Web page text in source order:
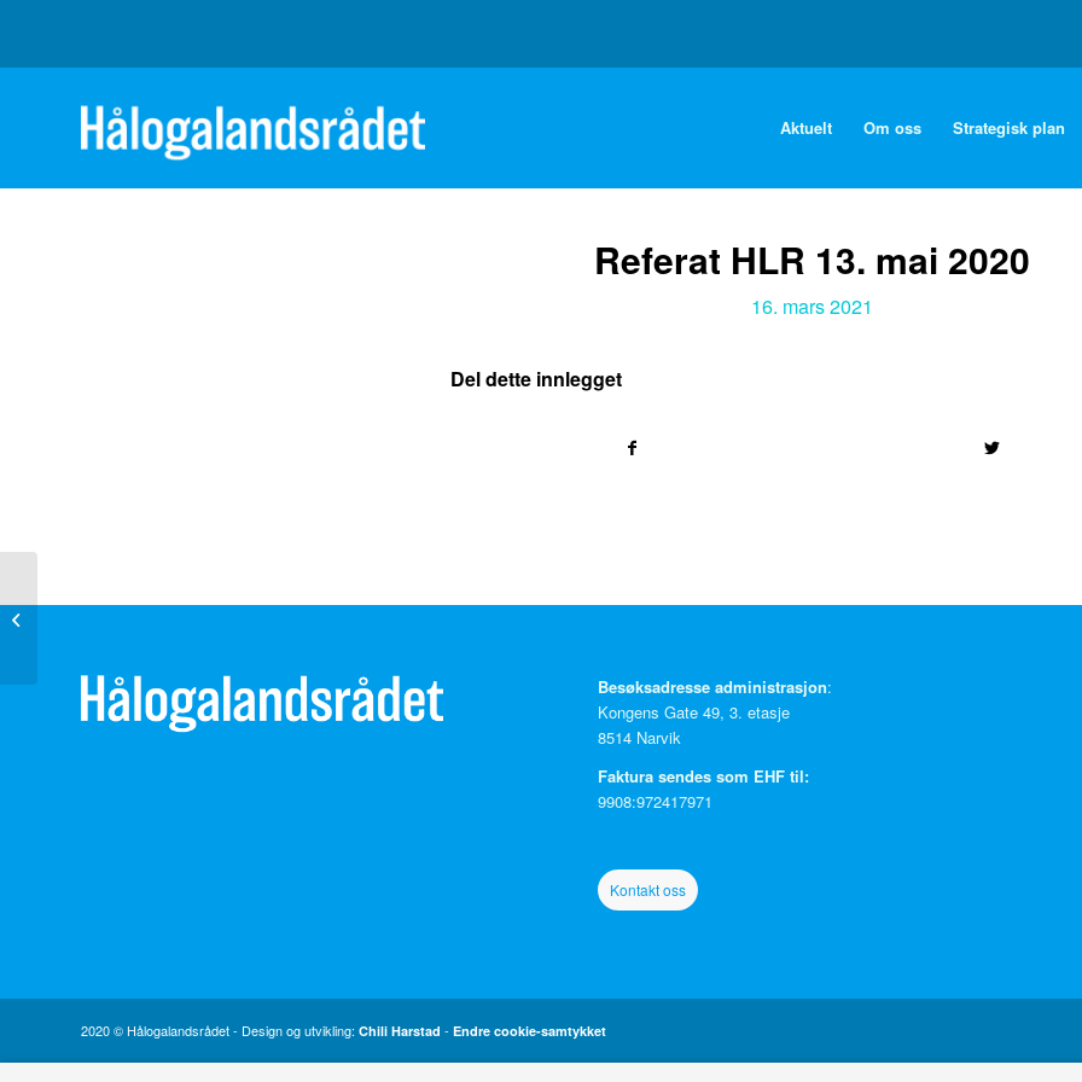
Aktuelt Om oss Strategisk plan
Referat HLR 13. mai 2020
16. mars 2021
Del dette innlegget
Besøksadresse administrasjon:
Kongens Gate 49, 3. etasje
8514 Narvik
Faktura sendes som EHF til:
9908:972417971
Kontakt oss
2020 © Hålogalandsrådet - Design og utvikling: Chili Harstad - Endre cookie-samtykket